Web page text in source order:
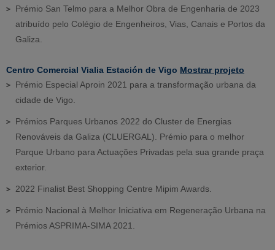
Prémio San Telmo para a Melhor Obra de Engenharia de 2023
atribuído pelo Colégio de Engenheiros, Vias, Canais e Portos da
Galiza.
Centro Comercial Vialia Estación de Vigo Mostrar projeto
Prémio Especial Aproin 2021 para a transformação urbana da
cidade de Vigo.
Prémios Parques Urbanos 2022 do Cluster de Energias
Renováveis da Galiza (CLUERGAL). Prémio para o melhor
Parque Urbano para Actuações Privadas pela sua grande praça
exterior.
2022 Finalist Best Shopping Centre Mipim Awards.
Prémio Nacional à Melhor Iniciativa em Regeneração Urbana na
Prémios ASPRIMA-SIMA 2021.